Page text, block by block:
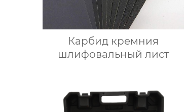
Карбид кремния
шлифовальный лист